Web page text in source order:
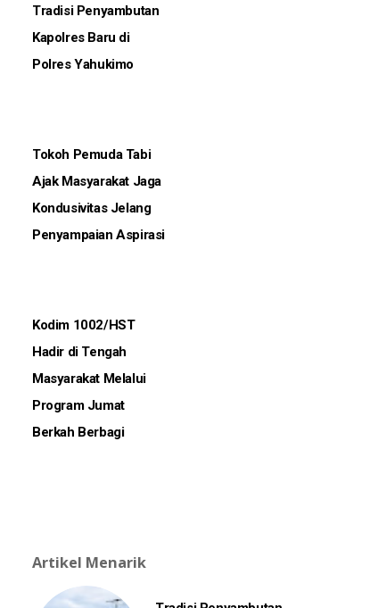
Tradisi Penyambutan
Kapolres Baru di
Polres Yahukimo
Tokoh Pemuda Tabi
Ajak Masyarakat Jaga
Kondusivitas Jelang
Penyampaian Aspirasi
Kodim 1002/HST
Hadir di Tengah
Masyarakat Melalui
Program Jumat
Berkah Berbagi
Artikel Menarik